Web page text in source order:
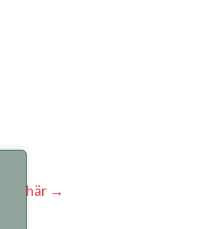
finns här →